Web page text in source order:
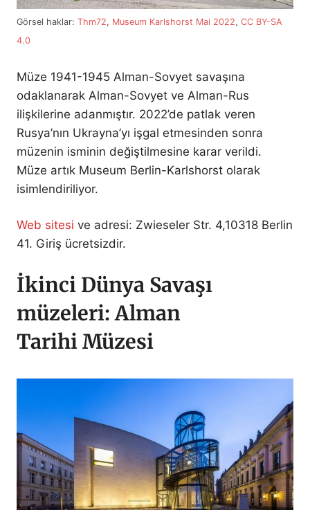
Görsel haklar: Thm72, Museum Karlshorst Mai 2022, CC BY-SA
4.0
Müze 1941-1945 Alman-Sovyet savaşına
odaklanarak Alman-Sovyet ve Alman-Rus
ilişkilerine adanmıştır. 2022’de patlak veren
Rusya’nın Ukrayna’yı işgal etmesinden sonra
müzenin isminin değiştilmesine karar verildi.
Müze artık Museum Berlin-Karlshorst olarak
isimlendiriliyor.
Web sitesi ve adresi: Zwieseler Str. 4,10318 Berlin
41. Giriş ücretsizdir.
İkinci Dünya Savaşı
müzeleri: Alman
Tarihi Müzesi